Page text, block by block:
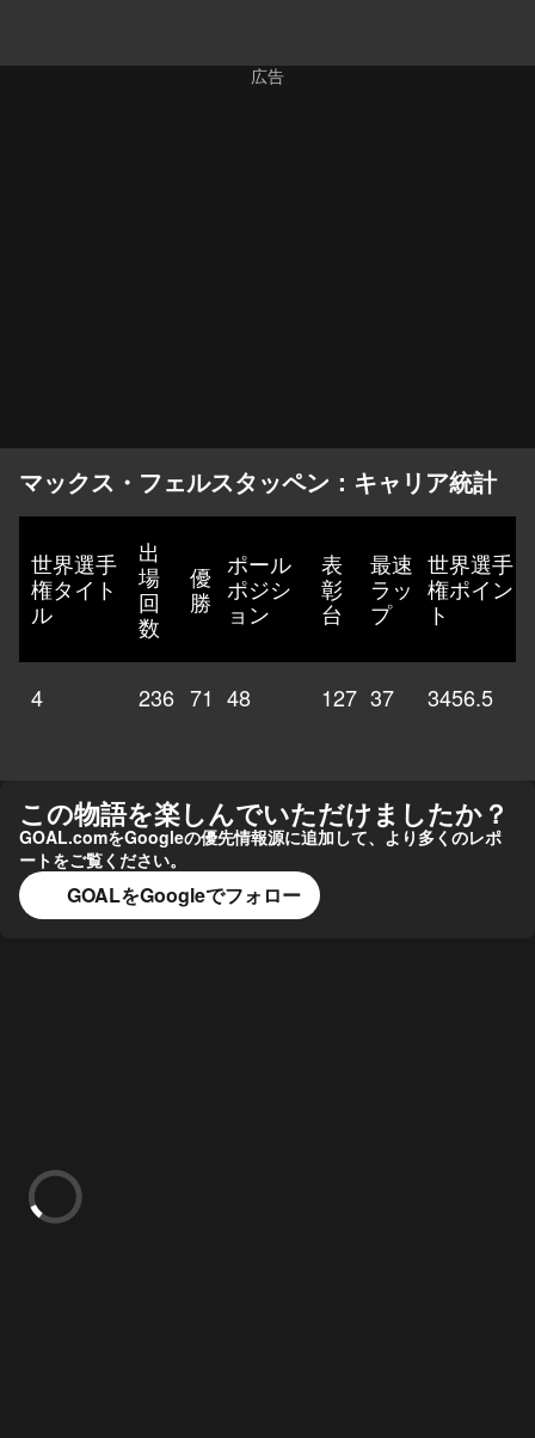
マックス・フェルスタッペン：キャリア統計
世界選手
権タイト
ル
出
場
回
数
優
勝
ポール
ポジシ
ョン
表
彰
台
最速
ラッ
プ
世界選手
権ポイン
ト
4 236 71 48 127 37 3456.5
この物語を楽しんでいただけましたか？
GOAL.comをGoogleの優先情報源に追加して、より多くのレポ
ートをご覧ください。
GOALをGoogleでフォロー